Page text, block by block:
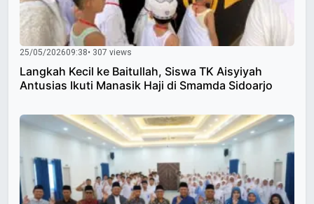
25/05/202609:38• 307 views
Langkah Kecil ke Baitullah, Siswa TK Aisyiyah
Antusias Ikuti Manasik Haji di Smamda Sidoarjo